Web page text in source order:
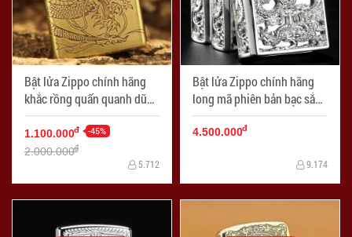
Bật lửa Zippo chính hãng
khắc rồng quấn quanh dũng
mãnh
1.100.000đ -45%
2.000.000đ
5.712
Bật lửa Zippo chính hãng
long mã phiên bản bạc sắc
sảo
4.500.000đ
9.174